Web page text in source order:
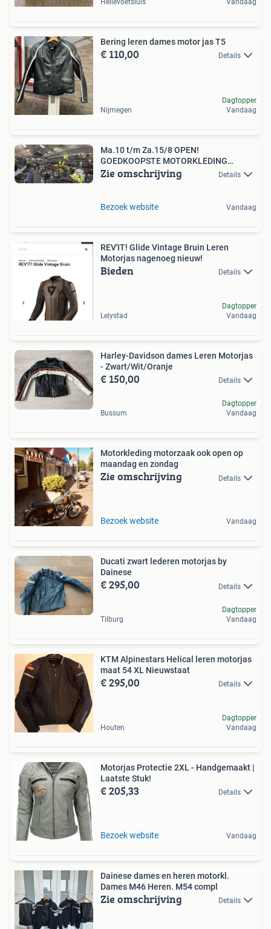
Bering leren dames motor jas T5
€ 110,00 Details
Nijmegen
Dagtopper
Vandaag
Ma.10 t/m Za.15/8 OPEN!
GOEDKOOPSTE MOTORKLEDING
GROOTHANDEL
Zie omschrijving Details
Bezoek website Vandaag
REV'IT! Glide Vintage Bruin Leren
Motorjas nagenoeg nieuw!
Bieden Details
Lelystad
Dagtopper
Vandaag
Harley-Davidson dames Leren Motorjas
- Zwart/Wit/Oranje
€ 150,00 Details
Bussum
Dagtopper
Vandaag
Motorkleding motorzaak ook open op
maandag en zondag
Zie omschrijving Details
Bezoek website Vandaag
Ducati zwart lederen motorjas by
Dainese
€ 295,00 Details
Tilburg
Dagtopper
Vandaag
KTM Alpinestars Helical leren motorjas
maat 54 XL Nieuwstaat
€ 295,00 Details
Houten
Dagtopper
Vandaag
Motorjas Protectie 2XL - Handgemaakt |
Laatste Stuk!
€ 205,33 Details
Bezoek website Vandaag
Dainese dames en heren motorkl.
Dames M46 Heren. M54 compl
Zie omschrijving Details